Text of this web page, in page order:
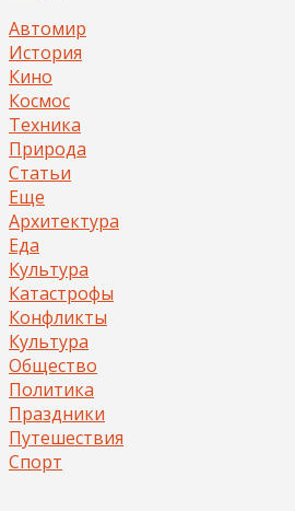
Автомир
История
Кино
Космос
Техника
Природа
Статьи
Еще
Архитектура
Еда
Культура
Катастрофы
Конфликты
Культура
Общество
Политика
Праздники
Путешествия
Спорт